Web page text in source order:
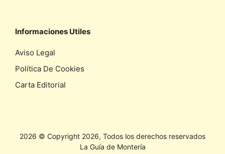
Informaciones Utiles
Aviso Legal
Política De Cookies
Carta Editorial
2026 © Copyright 2026, Todos los derechos reservados
La Guía de Montería